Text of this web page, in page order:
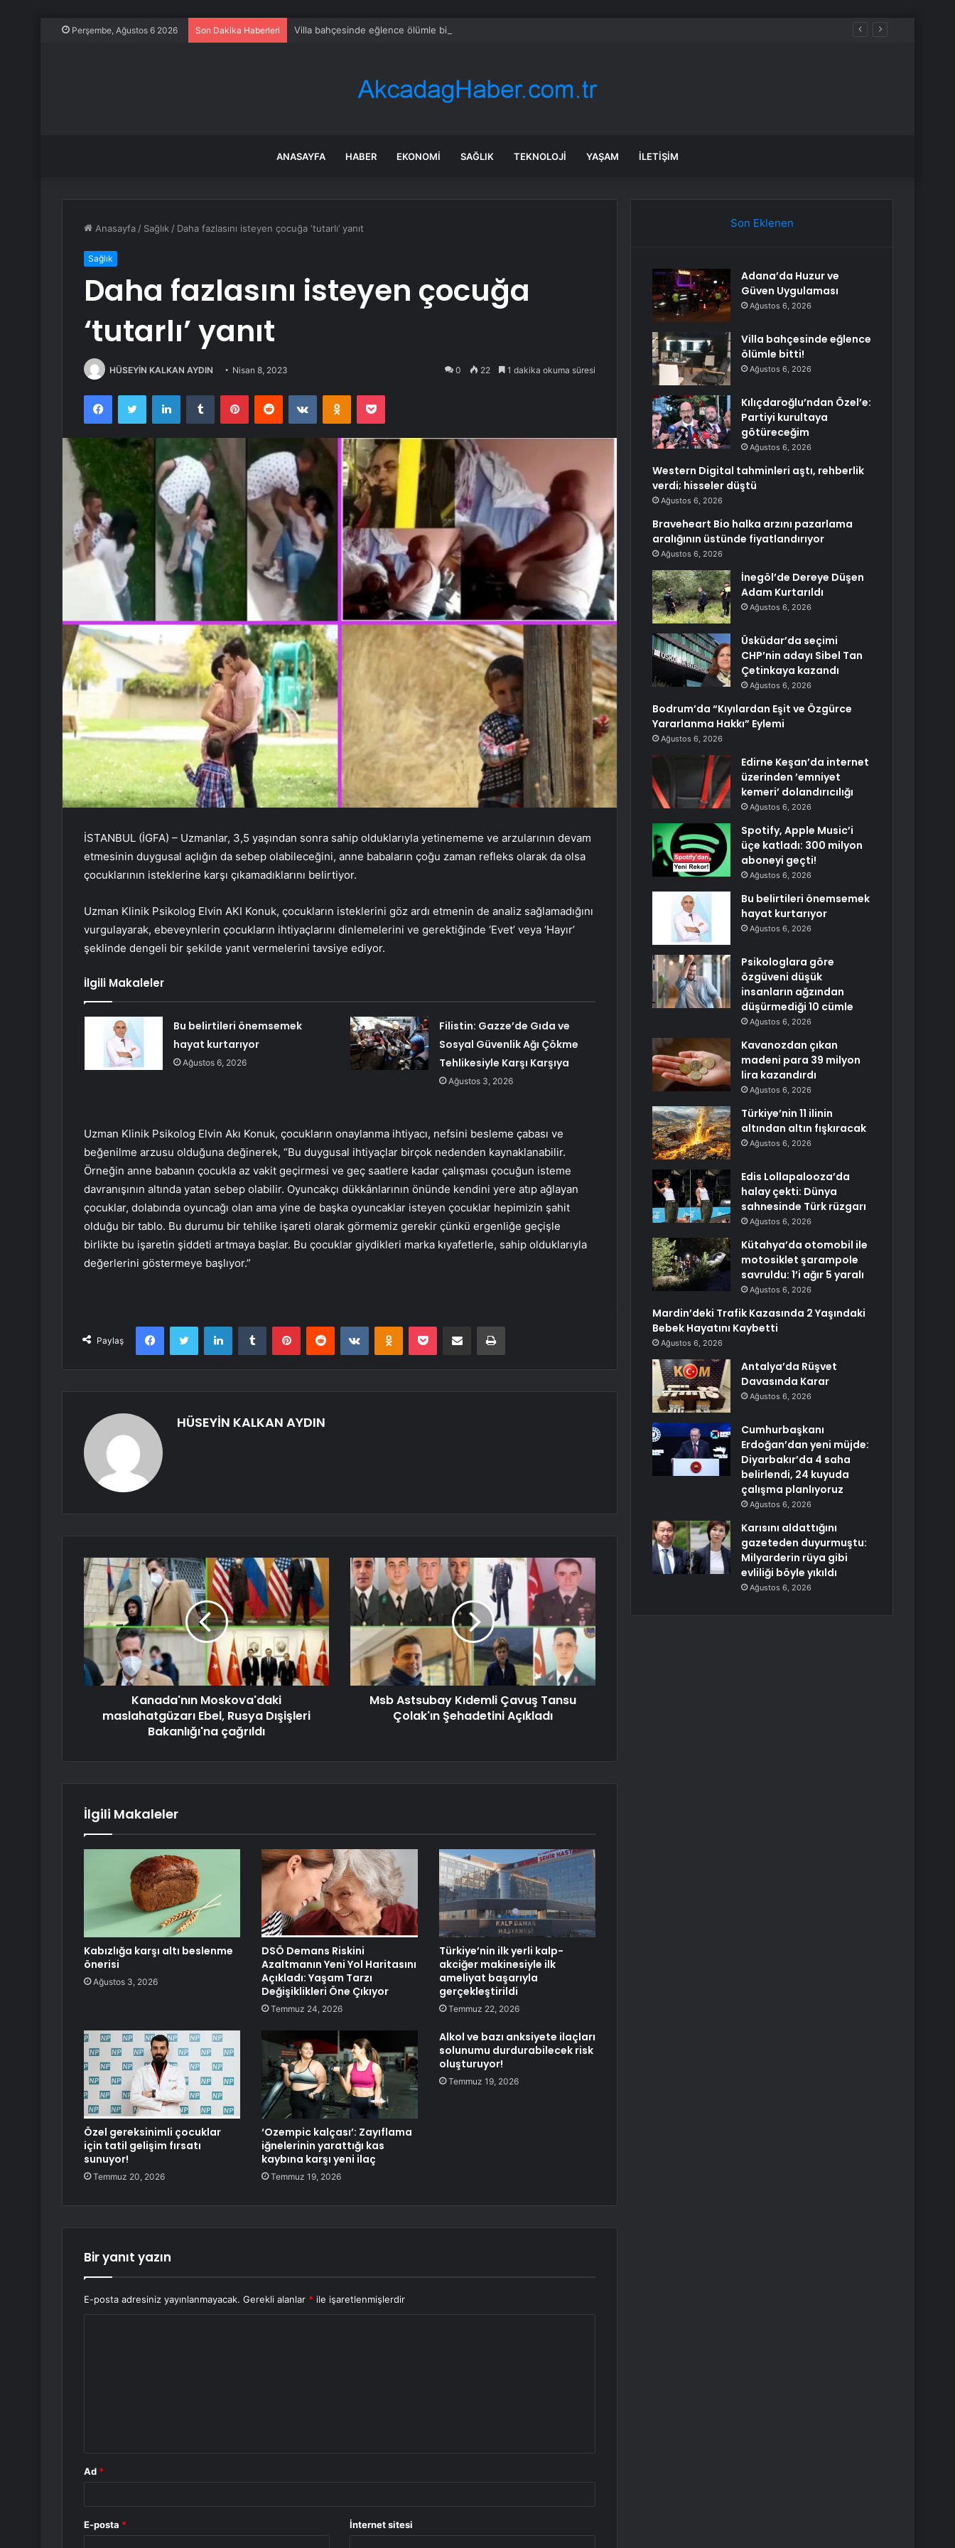
Perşembe, Ağustos 6 2026 Son Dakika Haberleri Villa bahçesinde eğlence ölümle bitti!
ANASAYFA HABER EKONOMI SAĞLIK TEKNOLOJI YAŞAM İLETIŞIM
Anasayfa / Sağlık / Daha fazlasını isteyen çocuğa ‘tutarlı’ yanıt
Sağlık
Daha fazlasını isteyen çocuğa
‘tutarlı’ yanıt
HÜSEYİN KALKAN AYDIN Nisan 8, 2023 0 22 1 dakika okuma süresi
FacebookTwitter LinkedInTumblr PinterestReddit VKontakteOdnoklassniki
Pocket
İSTANBUL (İGFA) – Uzmanlar, 3,5 yaşından sonra sahip olduklarıyla yetinememe ve arzularının devam
etmesinin duygusal açlığın da sebep olabileceğini, anne babaların çoğu zaman refleks olarak da olsa
çocuklarının isteklerine karşı çıkamadıklarını belirtiyor.
Uzman Klinik Psikolog Elvin AKI Konuk, çocukların isteklerini göz ardı etmenin de analiz sağlamadığını
vurgulayarak, ebeveynlerin çocukların ihtiyaçlarını dinlemelerini ve gerektiğinde ‘Evet’ veya ‘Hayır’
şeklinde dengeli bir şekilde yanıt vermelerini tavsiye ediyor.
İlgili Makaleler
Bu belirtileri önemsemek
hayat kurtarıyor
Ağustos 6, 2026
Filistin: Gazze’de Gıda ve
Sosyal Güvenlik Ağı Çökme
Tehlikesiyle Karşı Karşıya
Ağustos 3, 2026
Uzman Klinik Psikolog Elvin Akı Konuk, çocukların onaylanma ihtiyacı, nefsini besleme çabası ve
beğenilme arzusu olduğuna değinerek, “Bu duygusal ihtiyaçlar birçok nedenden kaynaklanabilir.
Örneğin anne babanın çocukla az vakit geçirmesi ve geç saatlere kadar çalışması çocuğun isteme
davranışının altında yatan sebep olabilir. Oyuncakçı dükkânlarının önünde kendini yere atıp ağlayan
çocuklar, dolabında oyuncağı olan ama yine de başka oyuncaklar isteyen çocuklar hepimizin şahit
olduğu bir tablo. Bu durumu bir tehlike işareti olarak görmemiz gerekir çünkü ergenliğe geçişle
birlikte bu işaretin şiddeti artmaya başlar. Bu çocuklar giydikleri marka kıyafetlerle, sahip olduklarıyla
değerlerini göstermeye başlıyor.”
Paylaş
FacebookTwitter LinkedInTumblr PinterestReddit VKontakteOdnoklassniki
Pocket E-Posta ile paylaş Yazdır
HÜSEYİN KALKAN AYDIN
Kanada'nın Moskova'daki
maslahatgüzarı Ebel, Rusya Dışişleri
Bakanlığı'na çağrıldı
Msb Astsubay Kıdemli Çavuş Tansu
Çolak'ın Şehadetini Açıkladı
İlgili Makaleler
Kabızlığa karşı altı beslenme
önerisi
Ağustos 3, 2026
DSÖ Demans Riskini
Azaltmanın Yeni Yol Haritasını
Açıkladı: Yaşam Tarzı
Değişiklikleri Öne Çıkıyor
Temmuz 24, 2026
Türkiye’nin ilk yerli kalp-
akciğer makinesiyle ilk
ameliyat başarıyla
gerçekleştirildi
Temmuz 22, 2026
Özel gereksinimli çocuklar
için tatil gelişim fırsatı
sunuyor!
Temmuz 20, 2026
‘Ozempic kalçası’: Zayıflama
iğnelerinin yarattığı kas
kaybına karşı yeni ilaç
Temmuz 19, 2026
Alkol ve bazı anksiyete ilaçları
solunumu durdurabilecek risk
oluşturuyor!
Temmuz 19, 2026
Bir yanıt yazın
E-posta adresiniz yayınlanmayacak. Gerekli alanlar * ile işaretlenmişlerdir
Ad *
E-posta * İnternet sitesi
Son Eklenen
Adana’da Huzur ve
Güven Uygulaması
Ağustos 6, 2026
Villa bahçesinde eğlence
ölümle bitti!
Ağustos 6, 2026
Kılıçdaroğlu’ndan Özel’e:
Partiyi kurultaya
götüreceğim
Ağustos 6, 2026
Western Digital tahminleri aştı, rehberlik
verdi; hisseler düştü
Ağustos 6, 2026
Braveheart Bio halka arzını pazarlama
aralığının üstünde fiyatlandırıyor
Ağustos 6, 2026
İnegöl’de Dereye Düşen
Adam Kurtarıldı
Ağustos 6, 2026
Üsküdar’da seçimi
CHP’nin adayı Sibel Tan
Çetinkaya kazandı
Ağustos 6, 2026
Bodrum’da “Kıyılardan Eşit ve Özgürce
Yararlanma Hakkı” Eylemi
Ağustos 6, 2026
Edirne Keşan’da internet
üzerinden ’emniyet
kemeri’ dolandırıcılığı
Ağustos 6, 2026
Spotify, Apple Music’i
üçe katladı: 300 milyon
aboneyi geçti!
Ağustos 6, 2026
Bu belirtileri önemsemek
hayat kurtarıyor
Ağustos 6, 2026
Psikologlara göre
özgüveni düşük
insanların ağzından
düşürmediği 10 cümle
Ağustos 6, 2026
Kavanozdan çıkan
madeni para 39 milyon
lira kazandırdı
Ağustos 6, 2026
Türkiye’nin 11 ilinin
altından altın fışkıracak
Ağustos 6, 2026
Edis Lollapalooza’da
halay çekti: Dünya
sahnesinde Türk rüzgarı
Ağustos 6, 2026
Kütahya’da otomobil ile
motosiklet şarampole
savruldu: 1’i ağır 5 yaralı
Ağustos 6, 2026
Mardin’deki Trafik Kazasında 2 Yaşındaki
Bebek Hayatını Kaybetti
Ağustos 6, 2026
Antalya’da Rüşvet
Davasında Karar
Ağustos 6, 2026
Cumhurbaşkanı
Erdoğan’dan yeni müjde:
Diyarbakır’da 4 saha
belirlendi, 24 kuyuda
çalışma planlıyoruz
Ağustos 6, 2026
Karısını aldattığını
gazeteden duyurmuştu:
Milyarderin rüya gibi
evliliği böyle yıkıldı
Ağustos 6, 2026